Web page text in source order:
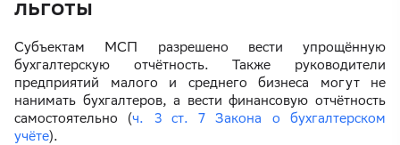
льготы
Субъектам МСП разрешено вести упрощённую
бухгалтерскую отчётность. Также руководители
предприятий малого и среднего бизнеса могут не
нанимать бухгалтеров, а вести финансовую отчётность
самостоятельно (ч. 3 ст. 7 Закона о бухгалтерском
учёте).